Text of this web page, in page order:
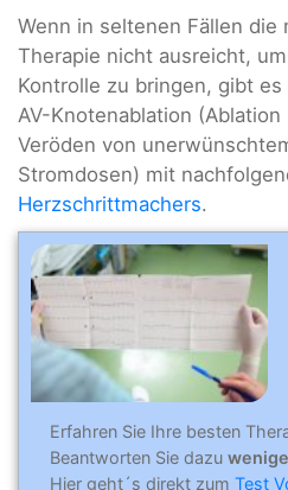
Wenn in seltenen Fällen die
Therapie nicht ausreicht,
Kontrolle zu bringen, gibt
AV-Knotenablation
Veröden von
Stromdosen) mit
Herzschrittmachers.
Erfahren Sie Ihre besten
Beantworten Sie dazu
Hier geht´s direkt zum Test